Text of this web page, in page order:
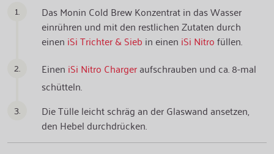
1.
Das Monin Cold Brew Konzentrat in das Wasser
einrühren und mit den restlichen Zutaten durch
einen iSi Trichter & Sieb in einen iSi Nitrofüllen.
2.
Einen iSi Nitro Chargeraufschrauben und ca. 8-mal
schütteln.
3.
Die Tülle leicht schräg an der Glaswand ansetzen,
den Hebel durchdrücken.